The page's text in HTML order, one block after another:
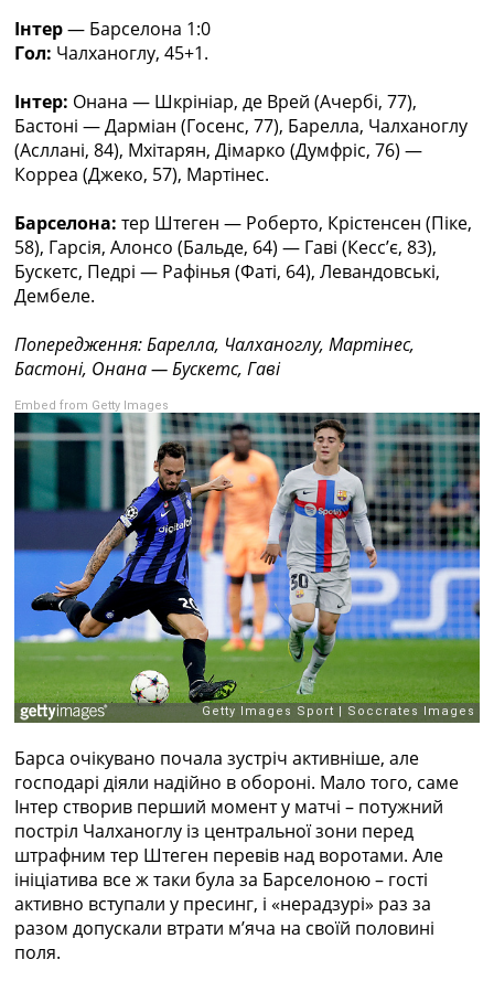
Турніри
Чемпіонат Світу
Україна. Перша Ліга
Ліга Чемпіонів
Англія. Прем’єр-Ліга
Іспанія. Ла Ліга
Таблиці
Чемпіонат Світу. Турнирні таблиці
Таблиця УПЛ
Таблиця Ла Ліги
Таблиця Ліги Чемпіонів
Рейтинги
Рейтинг країн УЄФА
Рейтинг клубів УЄФА
Рейтинг ФІФА
Телепрограма
Інтер— Барселона 1:0
Гол: Чалханоглу, 45+1.
Інтер: Онана — Шкрініар, де Врей (Ачербі, 77),
Бастоні — Дарміан (Госенс, 77), Барелла, Чалханоглу
(Асллані, 84), Мхітарян, Дімарко (Думфріс, 76) —
Корреа (Джеко, 57), Мартінес.
Барселона: тер Штеген — Роберто, Крістенсен (Піке,
58), Гарсія, Алонсо (Бальде, 64) — Гаві (Кесс’є, 83),
Бускетс, Педрі — Рафінья (Фаті, 64), Левандовські,
Дембеле.
Попередження: Барелла, Чалханоглу, Мартінес,
Бастоні, Онана — Бускетс, Гаві
Embed from Getty Images
Барса очікувано почала зустріч активніше, але
господарі діяли надійно в обороні. Мало того, саме
Інтер створив перший момент у матчі – потужний
постріл Чалханоглу із центральної зони перед
штрафним тер Штеген перевів над воротами. Але
ініціатива все ж таки була за Барселоною – гості
активно вступали у пресинг, і «нерадзурі» раз за
разом допускали втрати мʼяча на своїй половині
поля.